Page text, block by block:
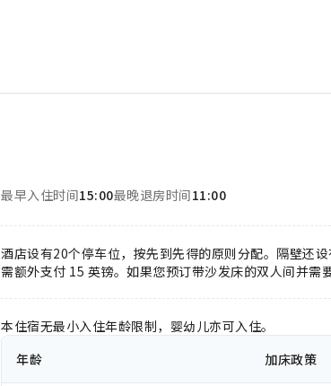
最早入住时间15:00最晚退房时间11:00
酒店设有20个停车位，按先到先得的原则分配。隔壁还
需额外支付 15 英镑。如果您预订带沙发床的双人间并需
本住宿无最小入住年龄限制，婴幼儿亦可入住。
年龄
加床政策